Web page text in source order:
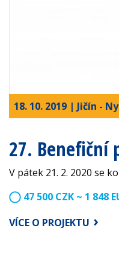
18. 10. 2019 | Jičín -
27. Benefiční
V pátek 21. 2. 2020 se
47 500 CZK ~ 1 848
VÍCE O PROJEKTU